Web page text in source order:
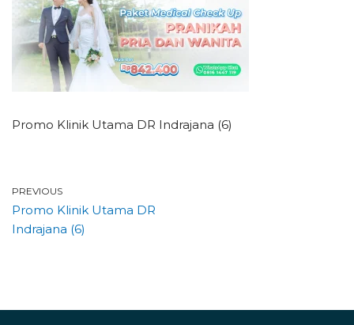
Promo Klinik Utama DR Indrajana (6)
PREVIOUS
Promo Klinik Utama DR
Indrajana (6)